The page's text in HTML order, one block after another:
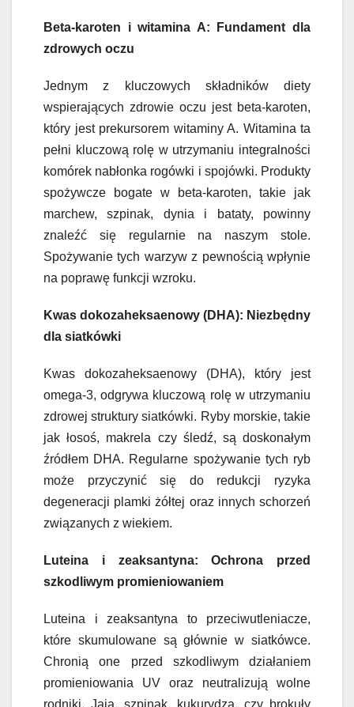
Beta-karoten i witamina A: Fundament dla
zdrowych oczu
Jednym z kluczowych składników diety
wspierających zdrowie oczu jest beta-karoten,
który jest prekursorem witaminy A. Witamina ta
pełni kluczową rolę w utrzymaniu integralności
komórek nabłonka rogówki i spojówki. Produkty
spożywcze bogate w beta-karoten, takie jak
marchew, szpinak, dynia i bataty, powinny
znaleźć się regularnie na naszym stole.
Spożywanie tych warzyw z pewnością wpłynie
na poprawę funkcji wzroku.
Kwas dokozaheksaenowy (DHA): Niezbędny
dla siatkówki
Kwas dokozaheksaenowy (DHA), który jest
omega-3, odgrywa kluczową rolę w utrzymaniu
zdrowej struktury siatkówki. Ryby morskie, takie
jak łosoś, makrela czy śledź, są doskonałym
źródłem DHA. Regularne spożywanie tych ryb
może przyczynić się do redukcji ryzyka
degeneracji plamki żółtej oraz innych schorzeń
związanych z wiekiem.
Luteina i zeaksantyna: Ochrona przed
szkodliwym promieniowaniem
Luteina i zeaksantyna to przeciwutleniacze,
które skumulowane są głównie w siatkówce.
Chronią one przed szkodliwym działaniem
promieniowania UV oraz neutralizują wolne
rodniki. Jaja, szpinak, kukurydza, czy brokuły